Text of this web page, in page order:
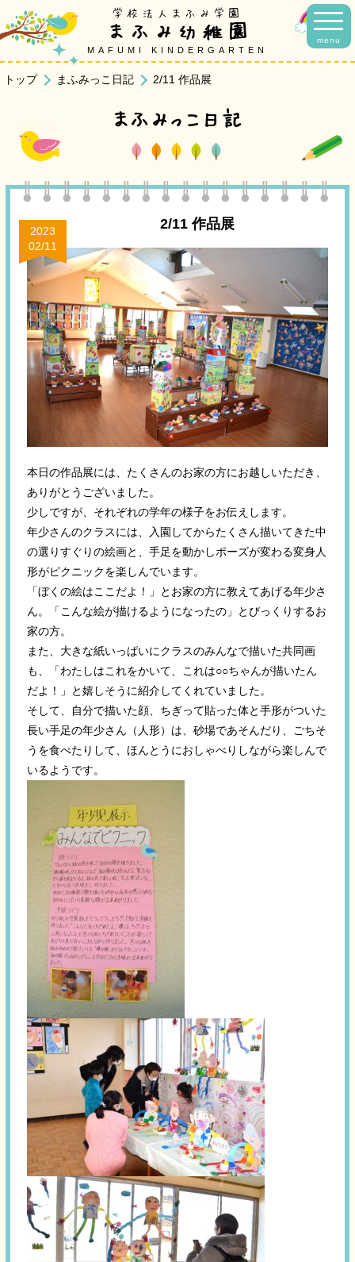
menu
学校法人まふみ学園
まふみ幼稚園
MAFUMI KINDERGARTEN
トップ まふみっこ日記 2/11 作品展
まふみっこ日記
2/11 作品展
2023
02/11
本日の作品展には、たくさんのお家の方にお越しいただき、
ありがとうございました。
少しですが、それぞれの学年の様子をお伝えします。
年少さんのクラスには、入園してからたくさん描いてきた中
の選りすぐりの絵画と、手足を動かしポーズが変わる変身人
形がピクニックを楽しんでいます。
「ぼくの絵はここだよ！」とお家の方に教えてあげる年少さ
ん。「こんな絵が描けるようになったの 」とびっくりするお
家の方。
また、大きな紙いっぱいにクラスのみんなで描いた共同画
も、「わたしはこれをかいて、これは○○ちゃんが描いたん
だよ！」と嬉しそうに紹介してくれていました。
そして、自分で描いた顔、ちぎって貼った体と手形がついた
長い手足の年少さん（人形）は、砂場であそんだり、ごちそ
うを食べたりして、ほんとうにおしゃべりしながら楽しんで
いるようです。